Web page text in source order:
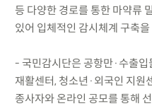
등 다양한 경로를 통한 마약류
있어 입체적인 감시체계 구축
- 국민감시단은 공항만·수출입
재활센터, 청소년·외국인 지원
종사자와 온라인 공모를 통해